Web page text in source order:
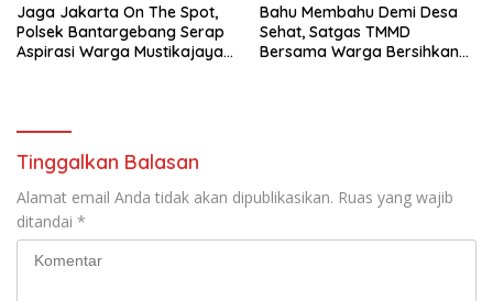
Jaga Jakarta On The Spot,
Polsek Bantargebang Serap
Aspirasi Warga Mustikajaya
Bahu Membahu Demi Desa
Sehat, Satgas TMMD
Bersama Warga Bersihkan
Tinggalkan Balasan
Alamat email Anda tidak akan dipublikasikan. Ruas yang wajib
ditandai *